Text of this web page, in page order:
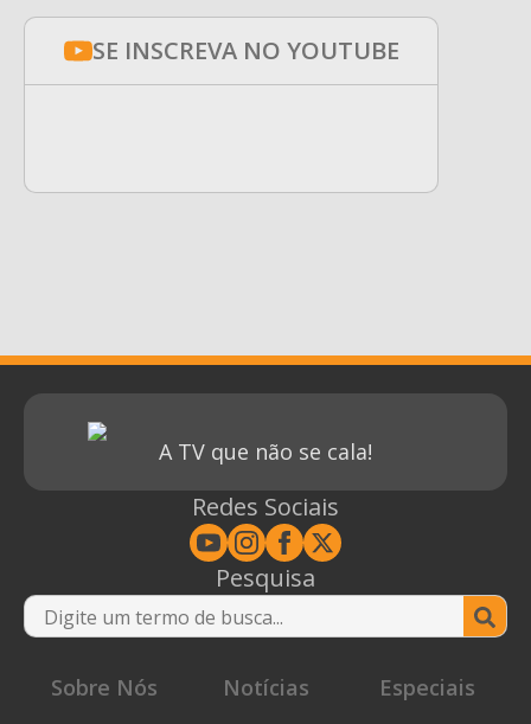
SE INSCREVA NO YOUTUBE
A TV que não se cala!
Redes Sociais
Pesquisa
Sobre Nós
Notícias Especiais